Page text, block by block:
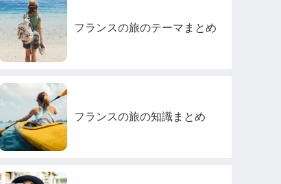
フランスの旅のテーマまとめ
フランスの旅の知識まとめ